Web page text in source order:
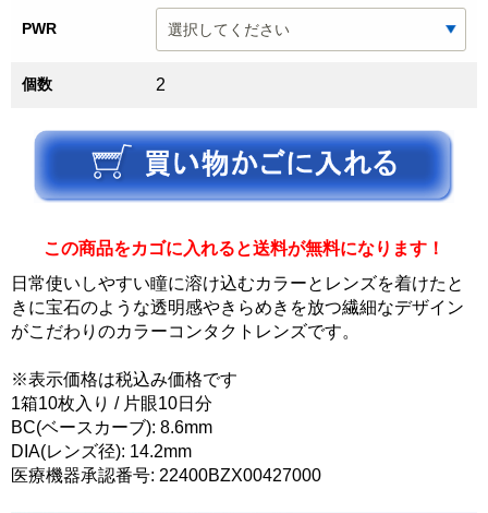
PWR
個数 2
この商品をカゴに入れると送料が無料になります！
日常使いしやすい瞳に溶け込むカラーとレンズを着けたと
きに宝石のような透明感やきらめきを放つ繊細なデザイン
がこだわりのカラーコンタクトレンズです。
※表示価格は税込み価格です
1箱10枚入り / 片眼10日分
BC(ベースカーブ): 8.6mm
DIA(レンズ径): 14.2mm
医療機器承認番号: 22400BZX00427000